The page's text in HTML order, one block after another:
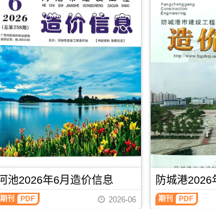
池2026年6月造价信息
期刊 PDF 2026-06
防城港2026
防
城
期刊 PDF